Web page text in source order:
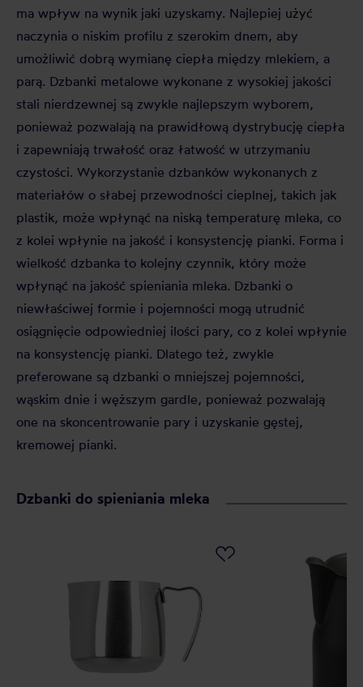
ma wpływ na wynik jaki uzyskamy. Najlepiej użyć
naczynia o niskim profilu z szerokim dnem, aby
umożliwić dobrą wymianę ciepła między mlekiem, a
parą. Dzbanki metalowe wykonane z wysokiej jakości
stali nierdzewnej są zwykle najlepszym wyborem,
ponieważ pozwalają na prawidłową dystrybucję ciepła
i zapewniają trwałość oraz łatwość w utrzymaniu
czystości. Wykorzystanie dzbanków wykonanych z
materiałów o słabej przewodności cieplnej, takich jak
plastik, może wpłynąć na niską temperaturę mleka, co
z kolei wpłynie na jakość i konsystencję pianki. Forma i
wielkość dzbanka to kolejny czynnik, który może
wpłynąć na jakość spieniania mleka. Dzbanki o
niewłaściwej formie i pojemności mogą utrudnić
osiągnięcie odpowiedniej ilości pary, co z kolei wpłynie
na konsystencję pianki. Dlatego też, zwykle
preferowane są dzbanki o mniejszej pojemności,
wąskim dnie i węższym gardle, ponieważ pozwalają
one na skoncentrowanie pary i uzyskanie gęstej,
kremowej pianki.
Dzbanki do spieniania mleka